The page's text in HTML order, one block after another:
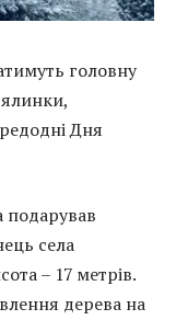
головну
ялинки,
Дня
подарував
села
– 17 метрів.
дерева на